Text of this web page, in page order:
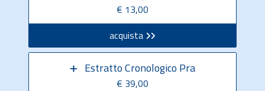
€ 13,00
acquista
Estratto Cronologico Pra
€ 39,00